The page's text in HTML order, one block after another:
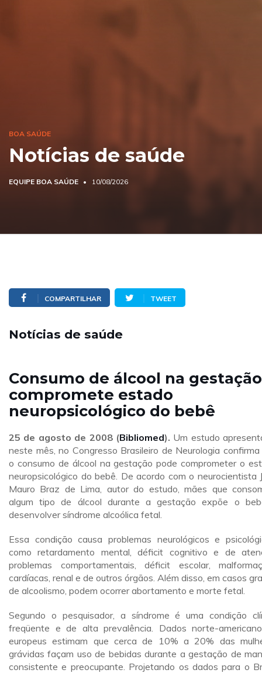
BOA SAÚDE
Notícias de saúde
EQUIPE BOA SAÚDE 10/08/2026
COMPARTILHAR TWEET
Notícias de saúde
Consumo de álcool na gestação
compromete estado
neuropsicológico do bebê
25 de agosto de 2008 (Bibliomed). Um estudo
neste mês, no Congresso Brasileiro de Neurologia confirma
o consumo de álcool na gestação pode comprometer o
neuropsicológico do bebê. De acordo com o neurocientista
Mauro Braz de Lima, autor do estudo, mães que
algum tipo de álcool durante a gestação expõe o
desenvolver síndrome alcoólica fetal.
Essa condição causa problemas neurológicos e
como retardamento mental, déficit cognitivo e de
problemas comportamentais, déficit escolar,
cardíacas, renal e de outros órgãos. Além disso, em casos
de alcoolismo, podem ocorrer abortamento e morte fetal.
Segundo o pesquisador, a síndrome é uma condição
freqüente e de alta prevalência. Dados norte-
europeus estimam que cerca de 10% a 20% das
grávidas façam uso de bebidas durante a gestação de
consistente e preocupante. Projetando os dados para o